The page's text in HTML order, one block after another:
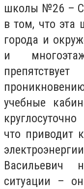
школы №26 –
в том, что эта
города и
и
учебные
что приводит
ситуации –